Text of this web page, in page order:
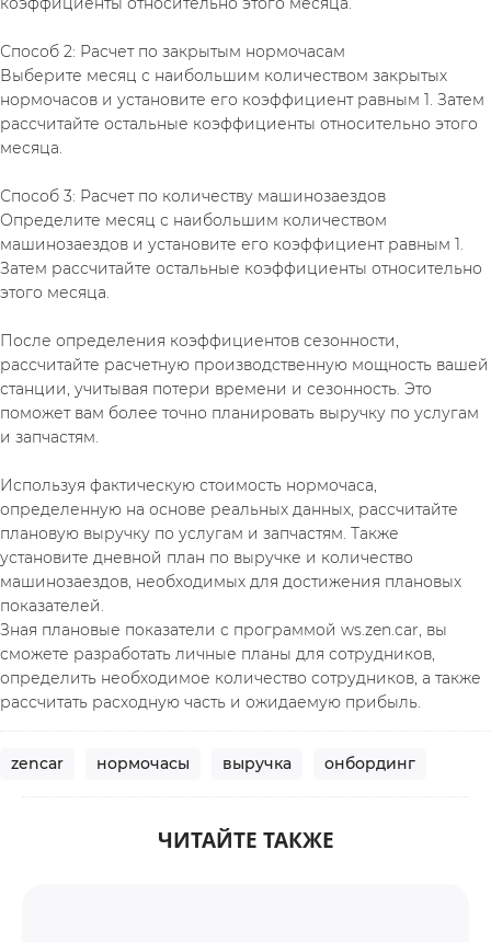
Способ 2: Расчет по закрытым нормочасам
Выберите месяц с наибольшим количеством закрытых
нормочасов и установите его коэффициент равным 1. Затем
рассчитайте остальные коэффициенты относительно этого
месяца.
Способ 3: Расчет по количеству машинозаездов
Определите месяц с наибольшим количеством
машинозаездов и установите его коэффициент равным 1.
Затем рассчитайте остальные коэффициенты относительно
этого месяца.
После определения коэффициентов сезонности,
рассчитайте расчетную производственную мощность вашей
станции, учитывая потери времени и сезонность. Это
поможет вам более точно планировать выручку по услугам
и запчастям.
Используя фактическую стоимость нормочаса,
определенную на основе реальных данных, рассчитайте
плановую выручку по услугам и запчастям. Также
установите дневной план по выручке и количество
машинозаездов, необходимых для достижения плановых
показателей.
Зная плановые показатели с программой ws.zen.car, вы
сможете разработать личные планы для сотрудников,
определить необходимое количество сотрудников, а также
рассчитать расходную часть и ожидаемую прибыль.
zencar нормочасы выручка онбординг
ЧИТАЙТЕ ТАКЖЕ